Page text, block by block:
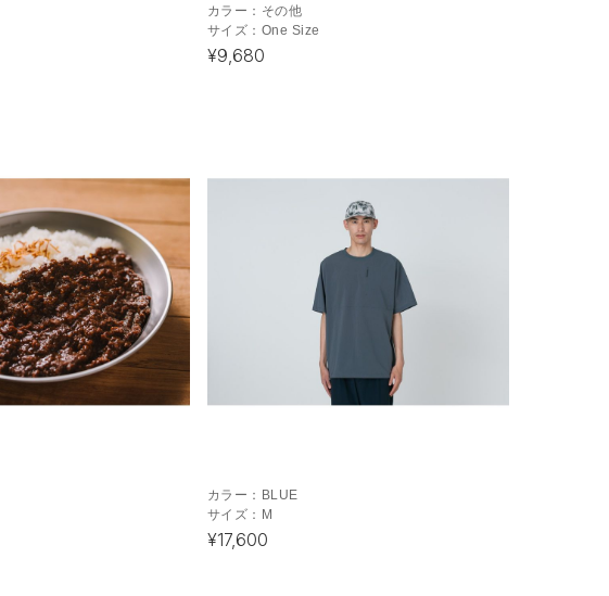
カラー： その他
サイズ： One Size
¥9,680
カラー： BLUE
サイズ： M
¥17,600